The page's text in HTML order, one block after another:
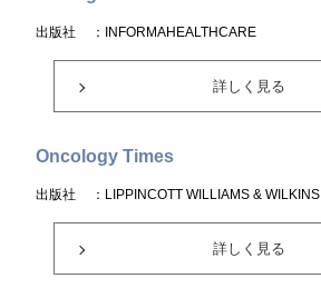
出版社 ：INFORMAHEALTHCARE
詳しく見る
Oncology Times
出版社 ：LIPPINCOTT WILLIAMS & WILKINS
詳しく見る